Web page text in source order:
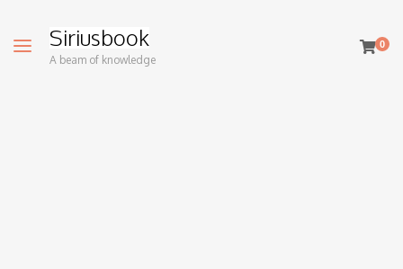
Siriusbook
A beam of knowledge
0